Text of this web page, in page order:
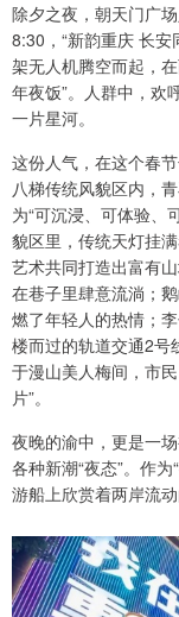
除夕之夜，朝天门广
8:30，“新韵重庆 长
架无人机腾空而起，
年夜饭”。人群中，欢
一片星河。
这份人气，在这个春
八梯传统风貌区内，
为“可沉浸、可体验、
貌区里，传统天灯挂
艺术共同打造出富有
在巷子里肆意流淌；
燃了年轻人的热情；
楼而过的轨道交通2号
于漫山美人梅间，市
片”。
夜晚的渝中，更是一
各种新潮“夜态”。作
游船上欣赏着两岸流动